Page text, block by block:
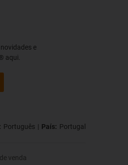
e
aqui.
Português | País: Portugal
venda